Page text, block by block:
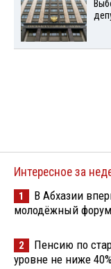
Интересное за
1
В Абхазии
молодёжный форум
2
Пенсию по
уровне не ниже